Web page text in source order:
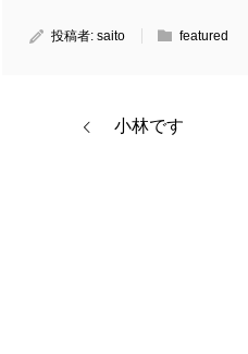
投稿者: saito featured
小林です